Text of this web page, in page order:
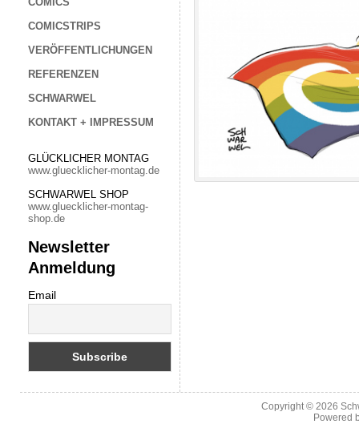
COMICSTRIPS
VERÖFFENTLICHUNGEN
REFERENZEN
SCHWARWEL
KONTAKT + IMPRESSUM
GLÜCKLICHER MONTAG
www.gluecklicher-montag.de
SCHWARWEL SHOP
www.gluecklicher-montag-
shop.de
Newsletter
Anmeldung
Email
Copyright © 2026
Powered